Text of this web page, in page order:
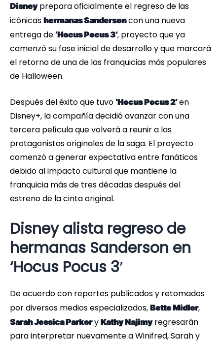
Disneyprepara oficialmente el regreso de las
icónicas hermanas Sandersoncon una nueva
entrega de ‘Hocus Pocus 3’, proyecto que ya
comenzó su fase inicial de desarrollo y que marcará
el retorno de una de las franquicias más populares
de Halloween.
Después del éxito que tuvo ‘Hocus Pocus 2’en
Disney+, la compañía decidió avanzar con una
tercera película que volverá a reunir a las
protagonistas originales de la saga. El proyecto
comenzó a generar expectativa entre fanáticos
debido al impacto cultural que mantiene la
franquicia más de tres décadas después del
estreno de la cinta original.
Disney alista regreso de
hermanas Sanderson en
‘Hocus Pocus 3′
De acuerdo con reportes publicados y retomados
por diversos medios especializados, Bette Midler,
Sarah Jessica Parkery Kathy Najimyregresarán
para interpretar nuevamente a Winifred, Sarah y